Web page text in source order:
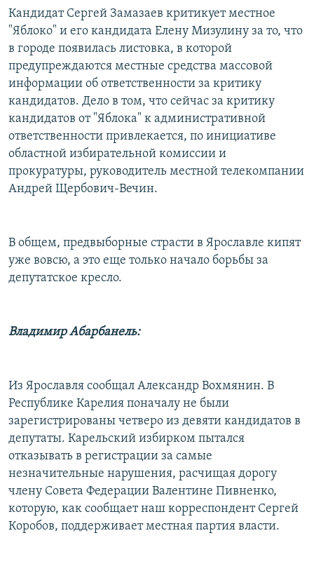
Кандидат Сергей Замазаев критикует местное
"Яблоко" и его кандидата Елену Мизулину за то, что
в городе появилась листовка, в которой
предупреждаются местные средства массовой
информации об ответственности за критику
кандидатов. Дело в том, что сейчас за критику
кандидатов от "Яблока" к административной
ответственности привлекается, по инициативе
областной избирательной комиссии и
прокуратуры, руководитель местной телекомпании
Андрей Щербович-Вечин.
В общем, предвыборные страсти в Ярославле кипят
уже вовсю, а это еще только начало борьбы за
депутатское кресло.
Владимир Абарбанель:
Из Ярославля сообщал Александр Вохмянин. В
Республике Карелия поначалу не были
зарегистрированы четверо из девяти кандидатов в
депутаты. Карельский избирком пытался
отказывать в регистрации за самые
незначительные нарушения, расчищая дорогу
члену Совета Федерации Валентине Пивненко,
которую, как сообщает наш корреспондент Сергей
Коробов, поддерживает местная партия власти.